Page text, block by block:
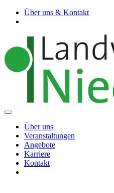
Über uns & Kontakt
Über uns
Veranstaltungen
Angebote
Karriere
Kontakt